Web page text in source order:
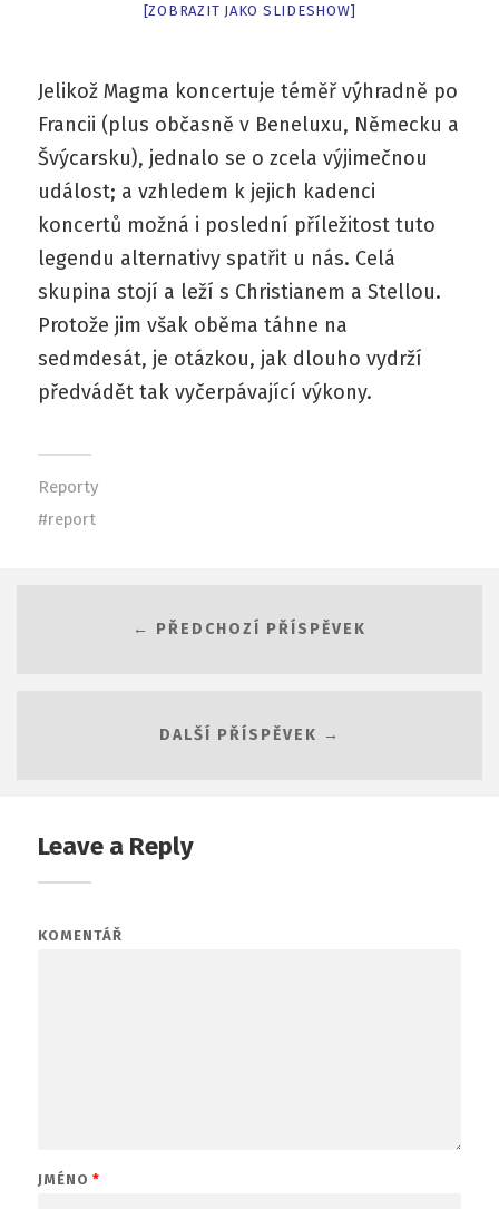
[ZOBRAZIT JAKO SLIDESHOW]
Jelikož Magma koncertuje téměř výhradně po
Francii (plus občasně v Beneluxu, Německu a
Švýcarsku), jednalo se o zcela výjimečnou
událost; a vzhledem k jejich kadenci
koncertů možná i poslední příležitost tuto
legendu alternativy spatřit u nás. Celá
skupina stojí a leží s Christianem a Stellou.
Protože jim však oběma táhne na
sedmdesát, je otázkou, jak dlouho vydrží
předvádět tak vyčerpávající výkony.
Reporty
report
← PŘEDCHOZÍ PŘÍSPĚVEK
DALŠÍ PŘÍSPĚVEK →
Leave a Reply
KOMENTÁŘ
JMÉNO *